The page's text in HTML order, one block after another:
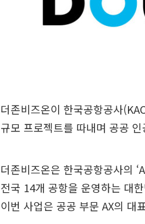
더존비즈온이 한국공항공사
규모 프로젝트를 따내며 공공
더존비즈온은 한국공항공사의
전국 14개 공항을 운영하는 대
이번 사업은 공공 부문 AX의 대